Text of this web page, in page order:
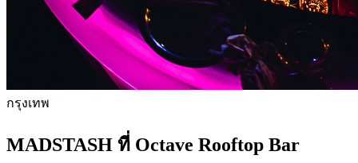
กรุงเทพ
MADSTASH ที่ Octave Rooftop Bar